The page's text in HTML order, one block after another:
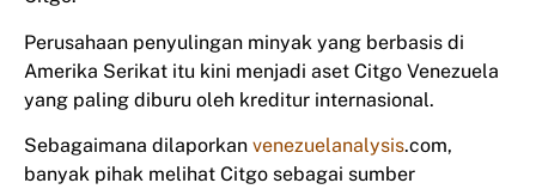
Perusahaan penyulingan minyak yang berbasis di
Amerika Serikat itu kini menjadi aset Citgo Venezuela
yang paling diburu oleh kreditur internasional.
Sebagaimana dilaporkan venezuelanalysis.com,
banyak pihak melihat Citgo sebagai sumber